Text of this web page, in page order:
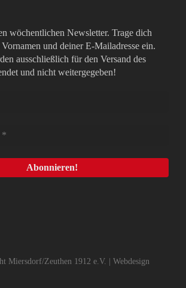
wöchentlichen Newsletter. Trage dich
und deiner E-Mailadresse ein.
ausschließlich für den Versand des
und nicht weitergegeben!
Miersdorf/Zeuthen 1912 e.V. | Webdesign